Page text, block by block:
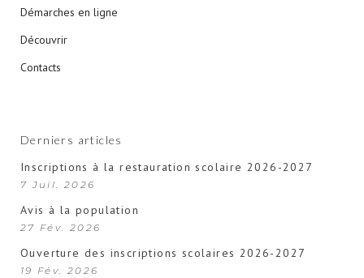
Démarches en ligne
Découvrir
Contacts
Derniers articles
Inscriptions à la restauration scolaire 2026-2027
7 Juil. 2026
Avis à la population
27 Fév. 2026
Ouverture des inscriptions scolaires 2026-2027
19 Fév. 2026